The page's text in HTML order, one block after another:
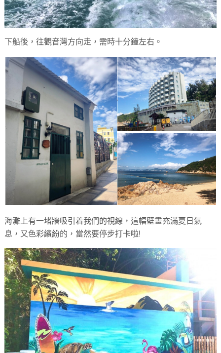
下船後，往觀音灣方向走，需時十分鐘左右。
海灘上有一堵牆吸引着我們的視線，這幅壁畫充滿夏日氣
息，又色彩繽紛的，當然要停步打卡啦!